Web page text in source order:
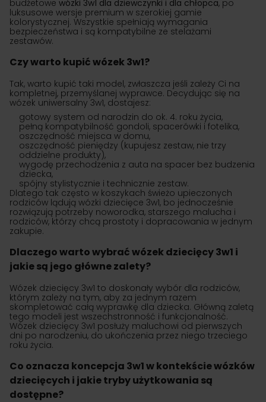
budżetowe wózki 3w1 dla dziewczynki i dla chłopca, po
luksusowe wersje premium w szerokiej gamie
kolorystycznej. Wszystkie spełniają wymagania
bezpieczeństwa i są kompatybilne ze stelażami
zestawów.
Czy warto kupić wózek 3w1?
Tak, warto kupić taki model, zwłaszcza jeśli zależy Ci na
kompletnej, przemyślanej wyprawce. Decydując się na
wózek uniwersalny 3w1, dostajesz:
gotowy system od narodzin do ok. 4. roku życia,
pełną kompatybilność gondoli, spacerówki i fotelika,
oszczędność miejsca w domu,
oszczędność pieniędzy (kupujesz zestaw, nie trzy
oddzielne produkty),
wygodę przechodzenia z auta na spacer bez budzenia
dziecka,
spójny stylistycznie i technicznie zestaw.
Dlatego tak często w koszykach świeżo upieczonych
rodziców lądują wózki dziecięce 3w1, bo jednocześnie
rozwiązują potrzeby noworodka, starszego malucha i
rodziców, którzy chcą prostoty i dopracowania w jednym
zakupie.
Dlaczego warto wybrać wózek dziecięcy 3w1 i
jakie są jego główne zalety?
Wózek dziecięcy 3w1 to doskonały wybór dla rodziców,
którym zależy na tym, aby za jednym razem
skompletować całą wyprawkę dla dziecka. Główną zaletą
tego modeli jest wszechstronność i funkcjonalność.
Wózek dziecięcy 3w1 posłuży maluchowi od pierwszych
dni po narodzeniu, do ukończenia przez niego trzeciego
roku życia.
Co oznacza koncepcja 3w1 w kontekście wózków
dziecięcych i jakie tryby użytkowania są
dostępne?